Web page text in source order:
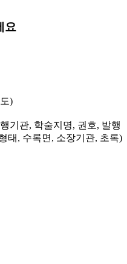
요
)
기관, 학술지명, 권호, 발행
태, 수록면, 소장기관, 초록)